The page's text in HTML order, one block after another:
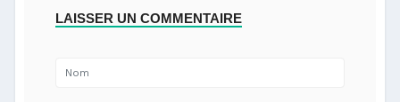
LAISSER UN COMMENTAIRE